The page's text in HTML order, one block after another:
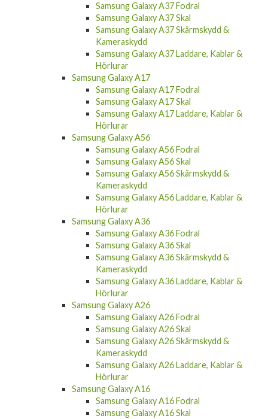
Samsung Galaxy A37 Fodral
Samsung Galaxy A37 Skal
Samsung Galaxy A37 Skärmskydd &
Kameraskydd
Samsung Galaxy A37 Laddare, Kablar &
Hörlurar
Samsung Galaxy A17
Samsung Galaxy A17 Fodral
Samsung Galaxy A17 Skal
Samsung Galaxy A17 Laddare, Kablar &
Hörlurar
Samsung Galaxy A56
Samsung Galaxy A56 Fodral
Samsung Galaxy A56 Skal
Samsung Galaxy A56 Skärmskydd &
Kameraskydd
Samsung Galaxy A56 Laddare, Kablar &
Hörlurar
Samsung Galaxy A36
Samsung Galaxy A36 Fodral
Samsung Galaxy A36 Skal
Samsung Galaxy A36 Skärmskydd &
Kameraskydd
Samsung Galaxy A36 Laddare, Kablar &
Hörlurar
Samsung Galaxy A26
Samsung Galaxy A26 Fodral
Samsung Galaxy A26 Skal
Samsung Galaxy A26 Skärmskydd &
Kameraskydd
Samsung Galaxy A26 Laddare, Kablar &
Hörlurar
Samsung Galaxy A16
Samsung Galaxy A16 Fodral
Samsung Galaxy A16 Skal